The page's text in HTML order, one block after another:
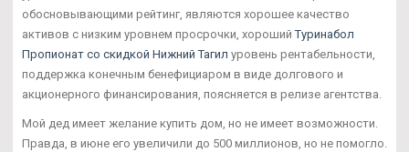
обосновывающими рейтинг, являются хорошее качество
активов с низким уровнем просрочки, хорошийТуринабол
Пропионат со скидкой Нижний Тагил уровень рентабельности,
поддержка конечным бенефициаром в виде долгового и
акционерного финансирования, поясняется в релизе агентства.
Мой дед имеет желание купить дом, но не имеет возможности.
Правда, в июне его увеличили до 500 миллионов, но не помогло.